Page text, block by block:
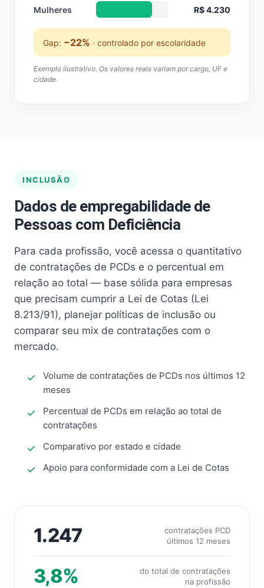
Mulheres R$ 4.230
Gap: −22% · controlado por escolaridade
Exemplo ilustrativo. Os valores reais variam por cargo, UF e
cidade.
INCLUSÃO
Dados de empregabilidade de
Pessoas com Deficiência
Para cada profissão, você acessa o quantitativo
de contratações de PCDs e o percentual em
relação ao total — base sólida para empresas
que precisam cumprir a Lei de Cotas (Lei
8.213/91), planejar políticas de inclusão ou
comparar seu mix de contratações com o
mercado.
Volume de contratações de PCDs nos últimos 12
meses
Percentual de PCDs em relação ao total de
contratações
Comparativo por estado e cidade
Apoio para conformidade com a Lei de Cotas
1.247
contratações PCD
últimos 12 meses
3,8%
do total de contratações
na profissão